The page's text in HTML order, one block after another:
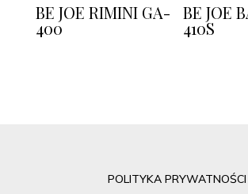
BE JOE RIMINI GA-
400
BE JOE
410S
POLITYKA PRYWATNOŚCI